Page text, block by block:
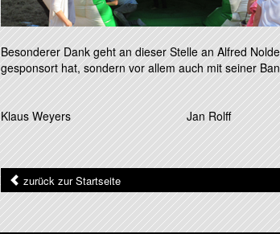
Besonderer Dank geht an dieser Stelle an Alfred
gesponsort hat, sondern vor allem auch mit seiner
Klaus Weyers Jan Rolff
zurück zur Startseite